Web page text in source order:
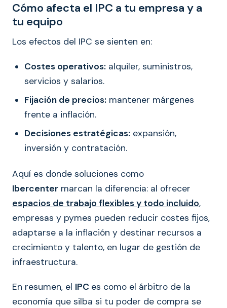
Cómo afecta el IPC a tu empresa y a
tu equipo
Los efectos del IPC se sienten en:
Costes operativos: alquiler, suministros,
servicios y salarios.
Fijación de precios: mantener márgenes
frente a inflación.
Decisiones estratégicas: expansión,
inversión y contratación.
Aquí es donde soluciones como
Ibercenter marcan la diferencia: al ofrecer
espacios de trabajo flexibles y todo incluido,
empresas y pymes pueden reducir costes fijos,
adaptarse a la inflación y destinar recursos a
crecimiento y talento, en lugar de gestión de
infraestructura.
En resumen, el IPC es como el árbitro de la
economía que silba si tu poder de compra se